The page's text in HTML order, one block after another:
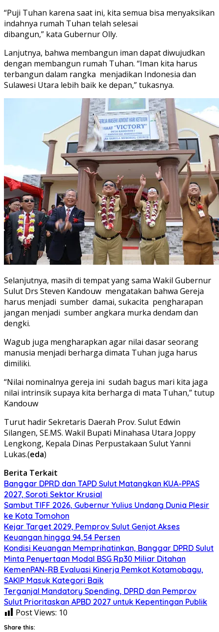
“Puji Tuhan karena saat ini, kita semua bisa menyaksikan
indahnya rumah Tuhan telah selesai
dibangun,” kata Gubernur Olly.
Lanjutnya, bahwa membangun iman dapat diwujudkan
dengan membangun rumah Tuhan. “Iman kita harus
terbangun dalam rangka menjadikan Indonesia dan
Sulawesi Utara lebih baik ke depan,” tukasnya.
Selanjutnya, masih di tempat yang sama Wakil Gubernur
Sulut Drs Steven Kandouw mengatakan bahwa Gereja
harus menjadi sumber damai, sukacita pengharapan
jangan menjadi sumber angkara murka dendam dan
dengki.
Wagub juga mengharapkan agar nilai dasar seorang
manusia menjadi berharga dimata Tuhan juga harus
dimiliki.
“Nilai nominalnya gereja ini sudah bagus mari kita jaga
nilai intrinsik supaya kita berharga di mata Tuhan,” tutup
Kandouw
Turut hadir Sekretaris Daerah Prov. Sulut Edwin
Silangen, SE.MS. Wakil Bupati Minahasa Utara Joppy
Lengkong, Kepala Dinas Perpustakaan Sulut Yanni
Lukas.(eda)
Berita Terkait
Banggar DPRD dan TAPD Sulut Matangkan KUA-PPAS
2027, Soroti Sektor Krusial
Sambut TIFF 2026, Gubernur Yulius Undang Dunia Plesir
ke Kota Tomohon
Kejar Target 2029, Pemprov Sulut Genjot Akses
Keuangan hingga 94,54 Persen
Kondisi Keuangan Memprihatinkan, Banggar DPRD Sulut
Minta Penyertaan Modal BSG Rp30 Miliar Ditahan
KemenPAN-RB Evaluasi Kinerja Pemkot Kotamobagu,
SAKIP Masuk Kategori Baik
Terganjal Mandatory Spending, DPRD dan Pemprov
Sulut Prioritaskan APBD 2027 untuk Kepentingan Publik
Post Views: 10
Share this: